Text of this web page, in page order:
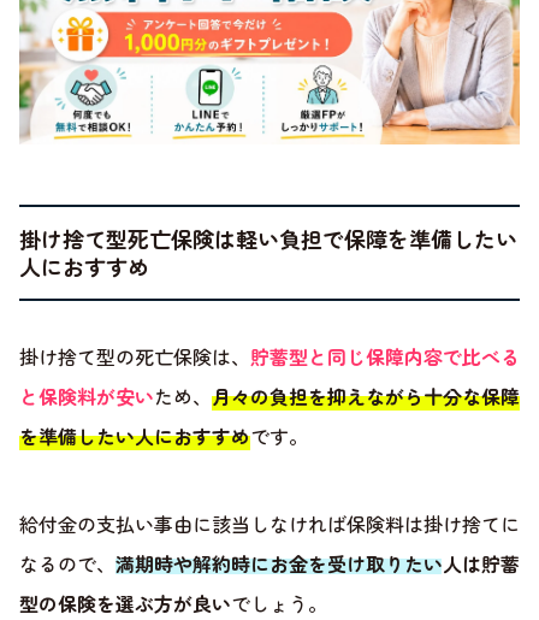
掛け捨て型死亡保険は軽い負担で保障を準備したい
人におすすめ
掛け捨て型の死亡保険は、 貯蓄型と同じ保障内容で比べる
と保険料が安いため、 月々の負担を抑えながら十分な保障
を準備したい人におすすめです。
給付金の支払い事由に該当しなければ保険料は掛け捨てに
なるので、 満期時や解約時にお金を受け取りたい人は貯蓄
型の保険を選ぶ方が良いでしょう。